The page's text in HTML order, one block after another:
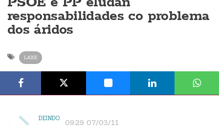
responsabilidades co problema
dos áridos
LAXE
DEINDO 09:29 07/03/11